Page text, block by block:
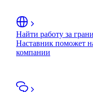
Найти работу за
Наставник поможет
компании